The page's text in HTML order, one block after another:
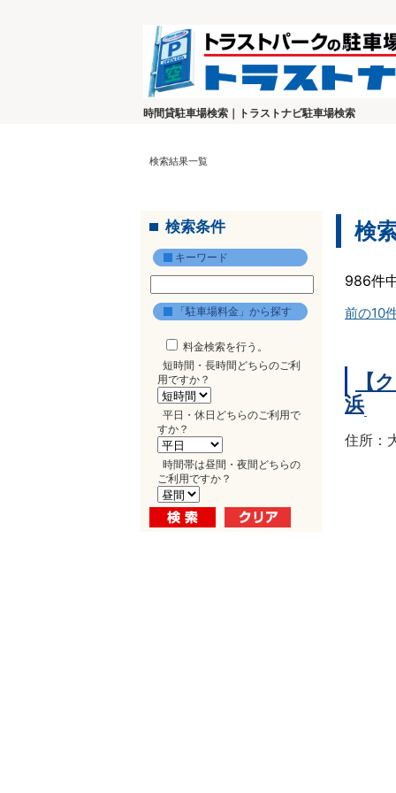
時間貸駐車場検索｜トラストナビ駐車場検索
検索結果一覧
検索条件
キーワード
「駐車場料金」から探す
料金検索を行う。
短時間・長時間どちらのご利
用ですか？
平日・休日どちらのご利用で
すか？
時間帯は昼間・夜間どちらの
ご利用ですか？
検
986件
前の10
【
浜
住所：